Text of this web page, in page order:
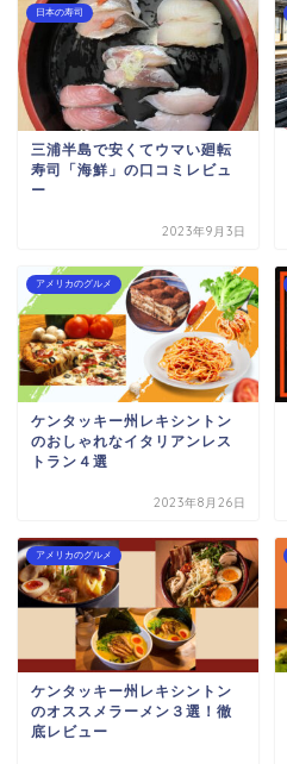
日本の寿司
三浦半島で安くてウマい廻転
寿司「海鮮」の口コミレビュ
ー
2023年9月3日
アメリカのグルメ
ケンタッキー州レキシントン
のおしゃれなイタリアンレス
トラン４選
2023年8月26日
アメリカのグルメ
ケンタッキー州レキシントン
のオススメラーメン３選！徹
底レビュー